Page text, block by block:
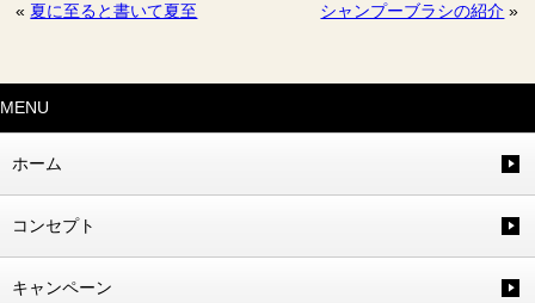
« 夏に至ると書いて夏至 シャンプーブラシの紹介 »
MENU
ホーム
コンセプト
キャンペーン